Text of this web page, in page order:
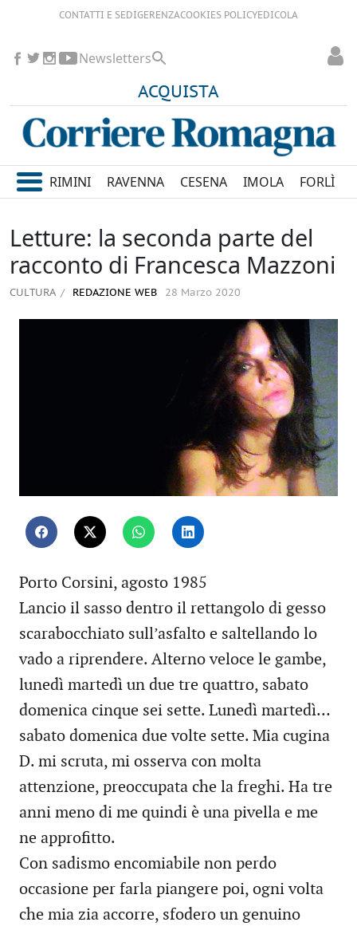
CONTATTI E SEDIGERENZACOOKIES POLICYEDICOLA
ACQUISTA
Newsletters
RIMINI RAVENNA CESENA IMOLA FORLÌ
Letture: la seconda parte del
racconto di Francesca Mazzoni
CULTURA REDAZIONE WEB 28 Marzo 2020
Porto Corsini, agosto 1985
Lancio il sasso dentro il rettangolo di gesso
scarabocchiato sull’asfalto e saltellando lo
vado a riprendere. Alterno veloce le gambe,
lunedì martedì un due tre quattro, sabato
domenica cinque sei sette. Lunedì martedì…
sabato domenica due volte sette. Mia cugina
D. mi scruta, mi osserva con molta
attenzione, preoccupata che la freghi. Ha tre
anni meno di me quindi è una pivella e me
ne approfitto.
Con sadismo encomiabile non perdo
occasione per farla piangere poi, ogni volta
che mia zia accorre, sfodero un genuino